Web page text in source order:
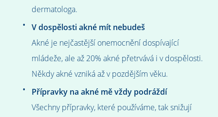
dermatologa.
V dospělosti akné mít nebudeš
Akné je nejčastější onemocnění dospívající
mládeže, ale až 20% akné přetrvává i v dospělosti.
Někdy akné vzniká až v pozdějším věku.
Přípravky na akné mě vždy podráždí
Všechny přípravky, které používáme, tak snižují